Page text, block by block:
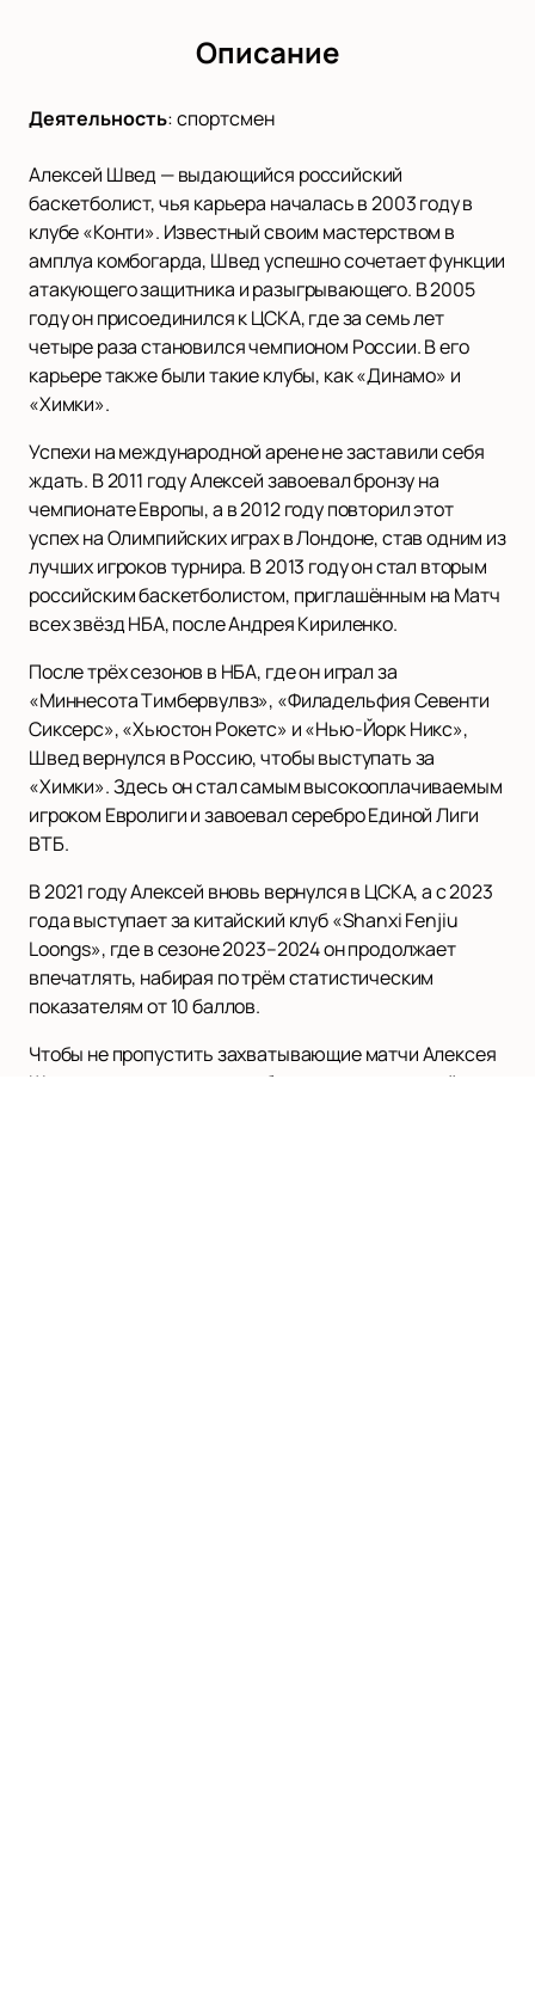
Описание
Деятельность:спортсмен
Алексей Швед — выдающийся российский
баскетболист, чья карьера началась в 2003 году в
клубе «Конти». Известный своим мастерством в
амплуа комбогарда, Швед успешно сочетает функции
атакующего защитника и разыгрывающего. В 2005
году он присоединился к ЦСКА, где за семь лет
четыре раза становился чемпионом России. В его
карьере также были такие клубы, как «Динамо» и
«Химки».
Успехи на международной арене не заставили себя
ждать. В 2011 году Алексей завоевал бронзу на
чемпионате Европы, а в 2012 году повторил этот
успех на Олимпийских играх в Лондоне, став одним из
лучших игроков турнира. В 2013 году он стал вторым
российским баскетболистом, приглашённым на Матч
всех звёзд НБА, после Андрея Кириленко.
После трёх сезонов в НБА, где он играл за
«Миннесота Тимбервулвз», «Филадельфия Севенти
Сиксерс», «Хьюстон Рокетс» и «Нью-Йорк Никс»,
Швед вернулся в Россию, чтобы выступать за
«Химки». Здесь он стал самым высокооплачиваемым
игроком Евролиги и завоевал серебро Единой Лиги
ВТБ.
В 2021 году Алексей вновь вернулся в ЦСКА, а с 2023
года выступает за китайский клуб «Shanxi Fenjiu
Loongs», где в сезоне 2023–2024 он продолжает
впечатлять, набирая по трём статистическим
показателям от 10 баллов.
Чтобы не пропустить захватывающие матчи Алексея
Шведа, вы можете
купить билеты
на нашем сайте —